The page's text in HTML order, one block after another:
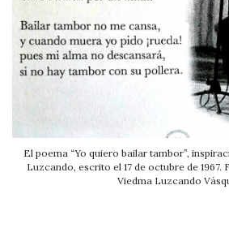
El poema “Yo quiero bailar tambor”,
Luzcando, escrito el 17 de octubre de
Viedma Luzcando